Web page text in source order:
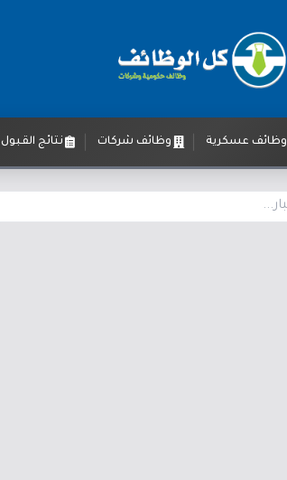
وظائف عسكرية وظائف شركات نتائج القبول